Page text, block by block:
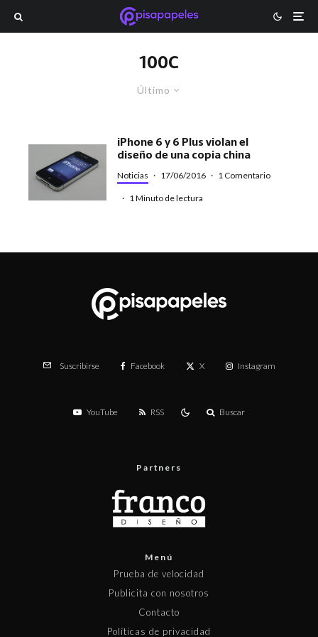
100C
Último
iPhone 6 y 6 Plus violan el
diseño de una copia china
Noticias · 17/06/2016 · 1 Comentario
· 1 Minuto de lectura
Suscribirse Facebook X Instagram
YouTube RSS Buscar
Partners
Menú
Prueba de velocidad
Publicita con nosotros
Contacto
Políticas de privacidad